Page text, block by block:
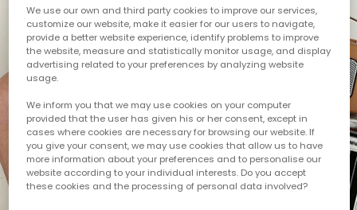
We use our own and third party cookies to improve our services,
customize our website, make it easier for our users to navigate,
provide a better website experience, identify problems to improve
the website, measure and statistically monitor usage, and display
advertising related to your preferences by analyzing website
usage.
We inform you that we may use cookies on your computer
provided that the user has given his or her consent, except in
cases where cookies are necessary for browsing our website. If
you give your consent, we may use cookies that allow us to have
more information about your preferences and to personalise our
website according to your individual interests. Do you accept
these cookies and the processing of personal data involved?